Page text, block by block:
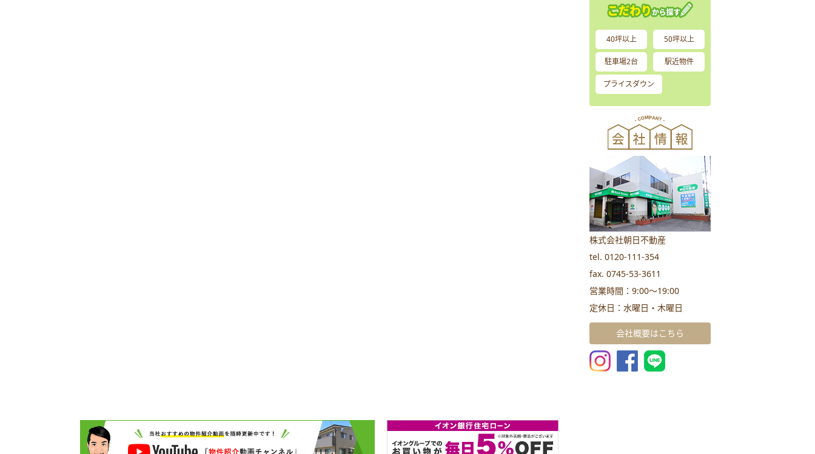
40坪以上 50坪以上
駐車場2台 駅近物件
プライスダウン
株式会社朝日不動産
tel. 0120-111-354
fax. 0745-53-3611
営業時間：9:00～19:00
定休日：水曜日・木曜日
会社概要はこちら